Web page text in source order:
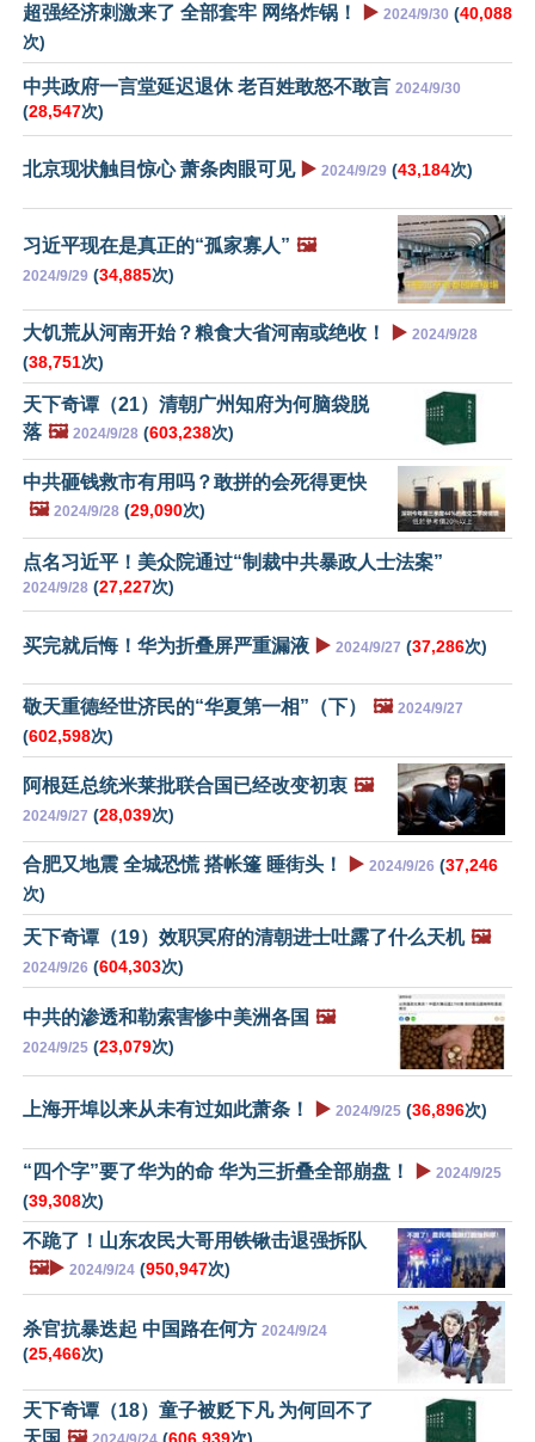
超强经济刺激来了 全部套牢 网络炸锅！ ▶️ 2024/9/30 (40,088
次)
中共政府一言堂延迟退休 老百姓敢怒不敢言 2024/9/30
(28,547次)
北京现状触目惊心 萧条肉眼可见 ▶️ 2024/9/29 (43,184次)
习近平现在是真正的“孤家寡人” 🖼️
2024/9/29 (34,885次)
大饥荒从河南开始？粮食大省河南或绝收！ ▶️ 2024/9/28
(38,751次)
天下奇谭（21）清朝广州知府为何脑袋脱
落 🖼️ 2024/9/28 (603,238次)
中共砸钱救市有用吗？敢拼的会死得更快
🖼️ 2024/9/28 (29,090次)
点名习近平！美众院通过“制裁中共暴政人士法案”
2024/9/28 (27,227次)
买完就后悔！华为折叠屏严重漏液 ▶️ 2024/9/27 (37,286次)
敬天重德经世济民的“华夏第一相”（下） 🖼️ 2024/9/27
(602,598次)
阿根廷总统米莱批联合国已经改变初衷 🖼️
2024/9/27 (28,039次)
合肥又地震 全城恐慌 搭帐篷 睡街头！ ▶️ 2024/9/26 (37,246
次)
天下奇谭（19）效职冥府的清朝进士吐露了什么天机 🖼️
2024/9/26 (604,303次)
中共的渗透和勒索害惨中美洲各国 🖼️
2024/9/25 (23,079次)
上海开埠以来从未有过如此萧条！ ▶️ 2024/9/25 (36,896次)
“四个字”要了华为的命 华为三折叠全部崩盘！ ▶️ 2024/9/25
(39,308次)
不跪了！山东农民大哥用铁锹击退强拆队
🖼️▶️ 2024/9/24 (950,947次)
杀官抗暴迭起 中国路在何方 2024/9/24
(25,466次)
天下奇谭（18）童子被贬下凡 为何回不了
天国 🖼️ (606,939次)